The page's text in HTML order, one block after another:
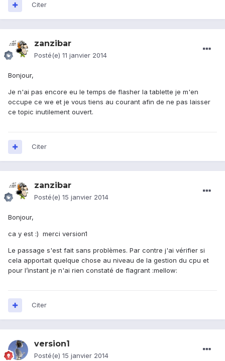
Citer
zanzibar
Posté(e) 11 janvier 2014
Bonjour,
Je n'ai pas encore eu le temps de flasher la tablette je m'en
occupe ce we et je vous tiens au courant afin de ne pas laisser
ce topic inutilement ouvert.
Citer
zanzibar
Posté(e) 15 janvier 2014
Bonjour,
ca y est :) merci version1
Le passage s'est fait sans problèmes. Par contre j'ai vérifier si
cela apportait quelque chose au niveau de la gestion du cpu et
pour l’instant je n'ai rien constaté de flagrant :mellow:
Citer
version1
Posté(e) 15 janvier 2014